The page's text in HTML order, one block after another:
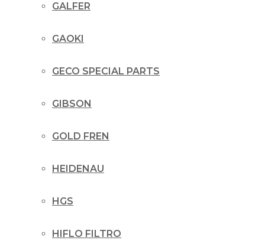
GALFER
GAOKI
GECO SPECIAL PARTS
GIBSON
GOLD FREN
HEIDENAU
HGS
HIFLO FILTRO